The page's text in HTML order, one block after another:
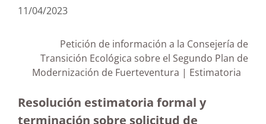
11/04/2023
Petición de información a la Consejería de
Transición Ecológica sobre el Segundo Plan de
Modernización de Fuerteventura | Estimatoria
Resolución estimatoria formal y
terminación sobre solicitud de